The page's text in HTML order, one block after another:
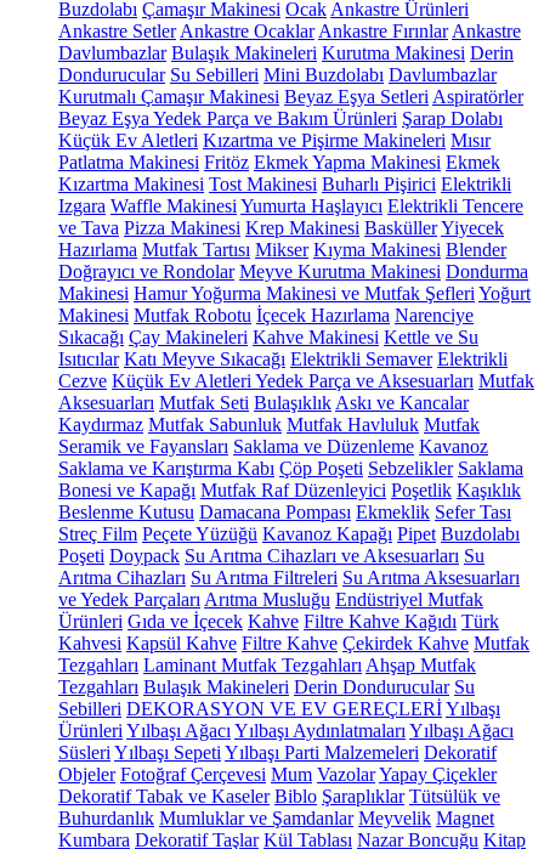
Buzdolabı Çamaşır Makinesi Ocak Ankastre Ürünleri
Ankastre Setler Ankastre Ocaklar Ankastre Fırınlar Ankastre
Davlumbazlar Bulaşık Makineleri Kurutma Makinesi Derin
Dondurucular Su Sebilleri Mini Buzdolabı Davlumbazlar
Kurutmalı Çamaşır Makinesi Beyaz Eşya Setleri Aspiratörler
Beyaz Eşya Yedek Parça ve Bakım Ürünleri Şarap Dolabı
Küçük Ev Aletleri Kızartma ve Pişirme Makineleri Mısır
Patlatma Makinesi Fritöz Ekmek Yapma Makinesi Ekmek
Kızartma Makinesi Tost Makinesi Buharlı Pişirici Elektrikli
Izgara Waffle Makinesi Yumurta Haşlayıcı Elektrikli Tencere
ve Tava Pizza Makinesi Krep Makinesi BasküllerYiyecek
Hazırlama Mutfak Tartısı Mikser Kıyma Makinesi Blender
Doğrayıcı ve Rondolar Meyve Kurutma Makinesi Dondurma
Makinesi Hamur Yoğurma Makinesi ve Mutfak Şefleri Yoğurt
Makinesi Mutfak Robotu İçecek Hazırlama Narenciye
Sıkacağı Çay Makineleri Kahve Makinesi Kettle ve Su
Isıtıcılar Katı Meyve Sıkacağı Elektrikli Semaver Elektrikli
Cezve Küçük Ev Aletleri Yedek Parça ve Aksesuarları Mutfak
Aksesuarları Mutfak Seti Bulaşıklık Askı ve Kancalar
Kaydırmaz Mutfak Sabunluk Mutfak Havluluk Mutfak
Seramik ve Fayansları Saklama ve Düzenleme Kavanoz
Saklama ve Karıştırma Kabı Çöp Poşeti Sebzelikler Saklama
Bonesi ve Kapağı Mutfak Raf Düzenleyici Poşetlik Kaşıklık
Beslenme Kutusu Damacana Pompası Ekmeklik Sefer Tası
Streç Film Peçete Yüzüğü Kavanoz Kapağı Pipet Buzdolabı
Poşeti Doypack Su Arıtma Cihazları ve Aksesuarları Su
Arıtma Cihazları Su Arıtma Filtreleri Su Arıtma Aksesuarları
ve Yedek Parçaları Arıtma Musluğu Endüstriyel Mutfak
Ürünleri Gıda ve İçecek Kahve Filtre Kahve Kağıdı Türk
Kahvesi Kapsül Kahve Filtre Kahve Çekirdek Kahve Mutfak
Tezgahları Laminant Mutfak Tezgahları Ahşap Mutfak
Tezgahları Bulaşık Makineleri Derin Dondurucular Su
Sebilleri DEKORASYON VE EV GEREÇLERİYılbaşı
Ürünleri Yılbaşı Ağacı Yılbaşı Aydınlatmaları Yılbaşı Ağacı
Süsleri Yılbaşı Sepeti Yılbaşı Parti Malzemeleri Dekoratif
Objeler Fotoğraf Çerçevesi Mum VazolarYapay Çiçekler
Dekoratif Tabak ve Kaseler Biblo Şaraplıklar Tütsülük ve
Buhurdanlık Mumluklar ve Şamdanlar Meyvelik Magnet
Kumbara Dekoratif Taşlar Kül Tablası Nazar Boncuğu Kitap